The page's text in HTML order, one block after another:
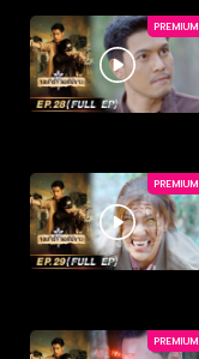
PREMIUM
PREMIUM
PREMIUM